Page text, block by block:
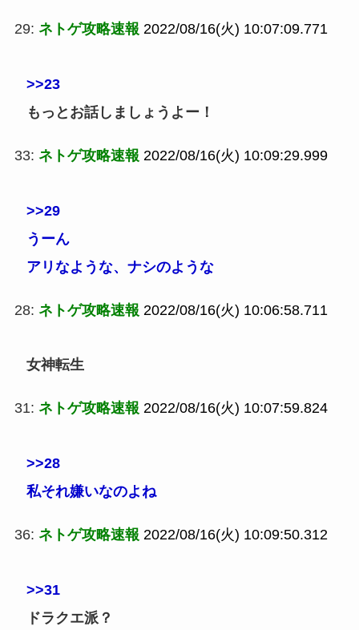
29: ネトゲ攻略速報 2022/08/16(火) 10:07:09.771
>>23
もっとお話しましょうよー！
33: ネトゲ攻略速報 2022/08/16(火) 10:09:29.999
>>29
うーん
アリなような、ナシのような
28: ネトゲ攻略速報 2022/08/16(火) 10:06:58.711
女神転生
31: ネトゲ攻略速報 2022/08/16(火) 10:07:59.824
>>28
私それ嫌いなのよね
36: ネトゲ攻略速報 2022/08/16(火) 10:09:50.312
>>31
ドラクエ派？